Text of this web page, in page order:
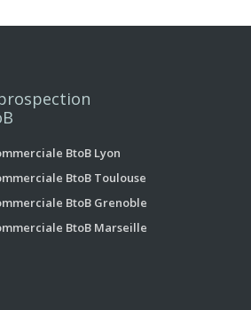
BtoB Lyon
BtoB Toulouse
BtoB Grenoble
BtoB Marseille